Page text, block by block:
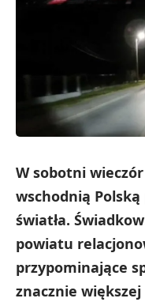
W sobotni
wschodnią Polską
światła.
powiatu
przypominające
znacznie